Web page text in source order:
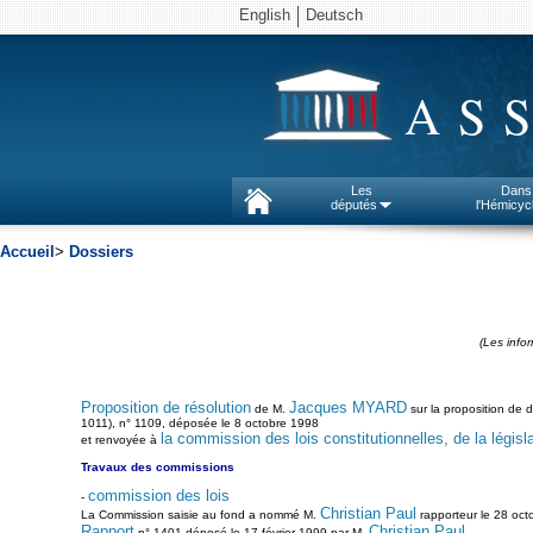
English Deutsch
Les
députés
Dans
Accueil > Dossiers
(Les
Proposition de résolutionde M. Jacques MYARDsur la proposition de
1011), n° 1109, déposée le 8 octobre 1998
et renvoyée à la commission des lois constitutionnelles, de la
Travaux des commissions
- commission des lois
La Commission saisie au fond a nommé M. Christian Paul rapporteur le 28